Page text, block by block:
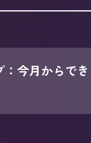
今月からで